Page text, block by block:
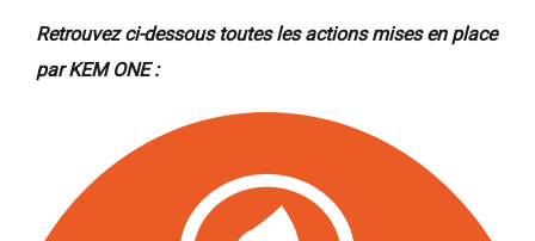
Retrouvez ci-dessous toutes les actions mises en place
par KEM ONE :